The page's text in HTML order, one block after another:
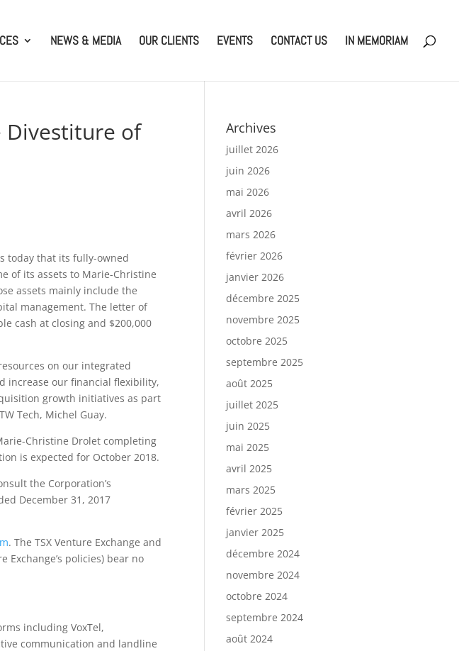
NEWS & MEDIA OUR CLIENTS EVENTS CONTACT US IN MEMORIAM
Divestiture of
today that its fully-owned
of its assets to Marie-Christine
assets mainly include the
management. The letter of
cash at closing and $200,000
on our integrated
increase our financial flexibility,
growth initiatives as part
Tech, Michel Guay.
Christine Drolet completing
is expected for October 2018.
the Corporation’s
December 31, 2017
. The TSX Venture Exchange and
Exchange’s policies) bear no
including VoxTel,
communication and landline
Archives
juillet 2026
juin 2026
mai 2026
avril 2026
mars 2026
février 2026
janvier 2026
décembre 2025
novembre 2025
octobre 2025
septembre 2025
août 2025
juillet 2025
juin 2025
mai 2025
avril 2025
mars 2025
février 2025
janvier 2025
décembre 2024
novembre 2024
octobre 2024
septembre 2024
août 2024